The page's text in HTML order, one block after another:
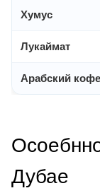
Хумус
Лукаймат
Арабский кофе
Дубае